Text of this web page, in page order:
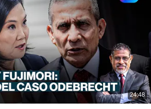
24:48